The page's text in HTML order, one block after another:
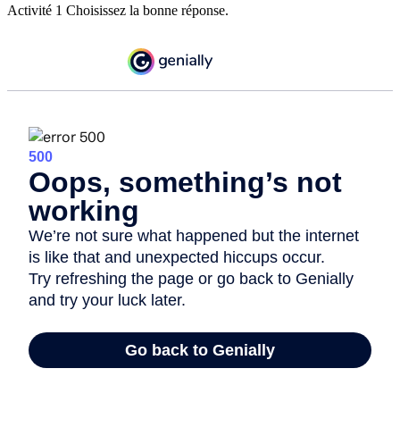
Activité 1 Choisissez la bonne réponse.